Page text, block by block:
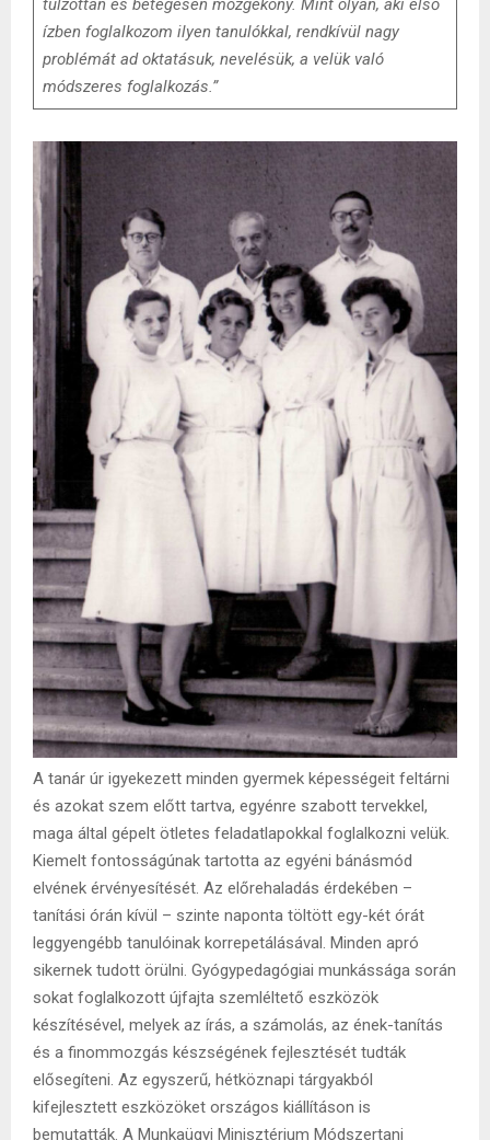
túlzottan és betegesen mozgékony. Mint olyan, aki első
ízben foglalkozom ilyen tanulókkal, rendkívül nagy
problémát ad oktatásuk, nevelésük, a velük való
módszeres foglalkozás.”
A tanár úr igyekezett minden gyermek képességeit feltárni
és azokat szem előtt tartva, egyénre szabott tervekkel,
maga által gépelt ötletes feladatlapokkal foglalkozni velük.
Kiemelt fontosságúnak tartotta az egyéni bánásmód
elvének érvényesítését. Az előrehaladás érdekében –
tanítási órán kívül – szinte naponta töltött egy-két órát
leggyengébb tanulóinak korrepetálásával. Minden apró
sikernek tudott örülni. Gyógypedagógiai munkássága során
sokat foglalkozott újfajta szemléltető eszközök
készítésével, melyek az írás, a számolás, az ének-tanítás
és a finommozgás készségének fejlesztését tudták
elősegíteni. Az egyszerű, hétköznapi tárgyakból
kifejlesztett eszközöket országos kiállításon is
bemutatták. A Munkaügyi Minisztérium Módszertani